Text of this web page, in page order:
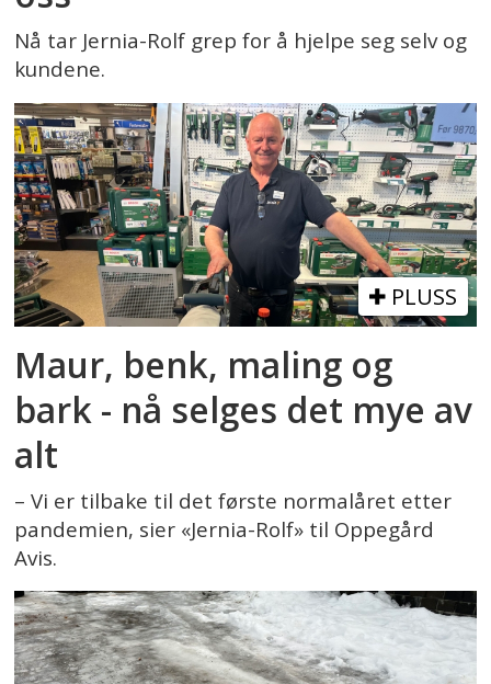
Nå tar Jernia-Rolf grep for å hjelpe seg selv og
kundene.
PLUSS
Maur, benk, maling og
bark - nå selges det mye av
alt
– Vi er tilbake til det første normalåret etter
pandemien, sier «Jernia-Rolf» til Oppegård
Avis.